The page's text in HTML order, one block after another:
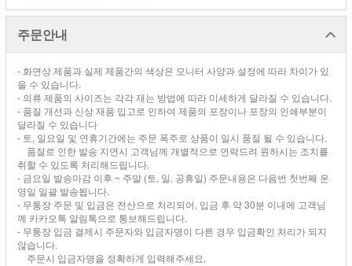
주문안내
- 화면상 제품과 실제 제품간의 색상은 모니터 사양과 설정에 따라 차이가 있
을 수 있습니다.
- 의류 제품의 사이즈는 각각 재는 방법에 따라 미세하게 달라질 수 있습니다.
- 품질 개선과 신상 재품 입고로 인하여 제품의 포장이나 포장의 인쇄부분이
달라질 수 있습니다
- 토, 일요일 및 연휴기간에는 주문 폭주로 상품이 일시 품절 될 수 있습니다.
품절로 인한 발송 지연시 고객님께 개별적으로 연락드려 원하시는 조치를
취할 수 있도록 처리해드립니다.
- 금요일 발송마감 이후 ~ 주말 (토, 일, 공휴일) 주문내용은 다음번 첫번째 운
영일 일괄 발송됩니다.
- 무통장 주문 및 입금은 전산으로 처리되어, 입금 후 약 30분 이내에 고객님
께 카카오톡 알림톡으로 통보해드립니다.
- 무통장 입금 결제시 주문자와 입금자명이 다른 경우 입금확인 처리가 되지
않습니다.
주문시 입금자명을 정확하게 입력해주세요.